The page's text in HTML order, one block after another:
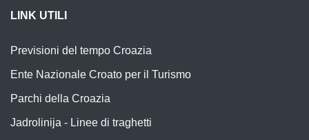
LINK UTILI
Previsioni del tempo Croazia
Ente Nazionale Croato per il Turismo
Parchi della Croazia
Jadrolinija - Linee di traghetti